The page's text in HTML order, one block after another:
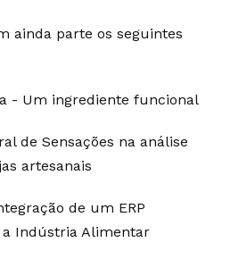
ainda parte os seguintes
- Um ingrediente funcional
de Sensações na análise
artesanais
de um ERP
a Indústria Alimentar